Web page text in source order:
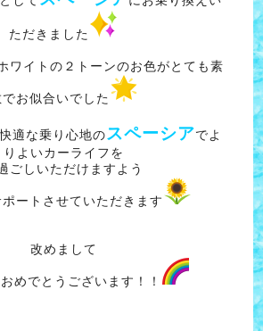
ただきました
ワイトの２トーンのお色がとても素
でお似合いでした
適な乗り心地のスペーシアでよ
りよいカーライフを
ごしいただけますよう
ートさせていただきます
改めまして
めでとうございます！！